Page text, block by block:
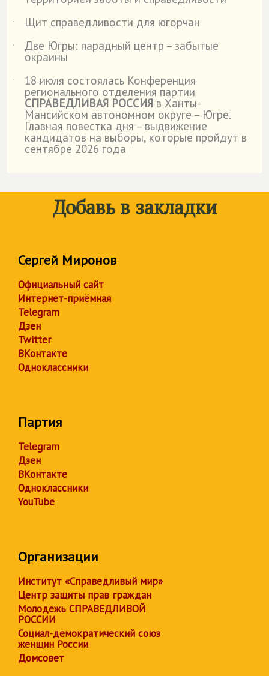
˙
Щит справедливости для югорчан
˙
Две Югры: парадный центр – забытые
окраины
˙
18 июля состоялась Конференция
регионального отделения партии
СПРАВЕДЛИВАЯ РОССИЯ в Ханты-
Мансийском автономном округе – Югре.
Главная повестка дня – выдвижение
кандидатов на выборы, которые пройдут в
сентябре 2026 года
Добавь в закладки
Сергей Миронов
Официальный сайт
Интернет-приёмная
Telegram
Дзен
Twitter
ВКонтакте
Одноклассники
Партия
Telegram
Дзен
ВКонтакте
Одноклассники
YouTube
Организации
Институт «Справедливый мир»
Центр защиты прав граждан
Молодежь СПРАВЕДЛИВОЙ
РОССИИ
Социал-демократический союз
женщин России
Домсовет